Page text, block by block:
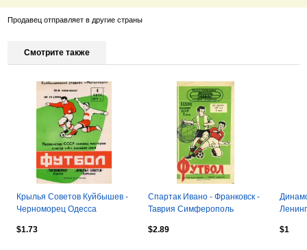
Продавец отправляет в другие страны
Смотрите также
Крылья Советов Куйбышев -
Черноморец Одесса
$1.73
Спартак Ивано - Франковск -
Таврия Симферополь
$2.89
$1